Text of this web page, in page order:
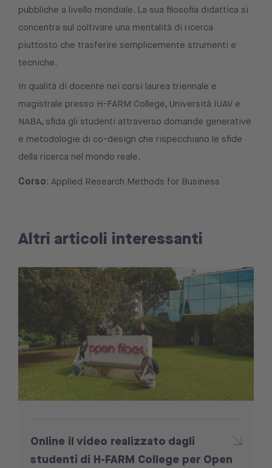
pubbliche a livello mondiale. La sua filosofia didattica si
concentra sul coltivare una mentalità di ricerca
piuttosto che trasferire semplicemente strumenti e
tecniche.
In qualità di docente nei corsi laurea triennale e
magistrale presso H-FARM College, Università IUAV e
NABA, sfida gli studenti attraverso domande generative
e metodologie di co-design che rispecchiano le sfide
della ricerca nel mondo reale.
Corso: Applied Research Methods for Business
Altri articoli interessanti
Online il video realizzato dagli
studenti di H-FARM College per Open